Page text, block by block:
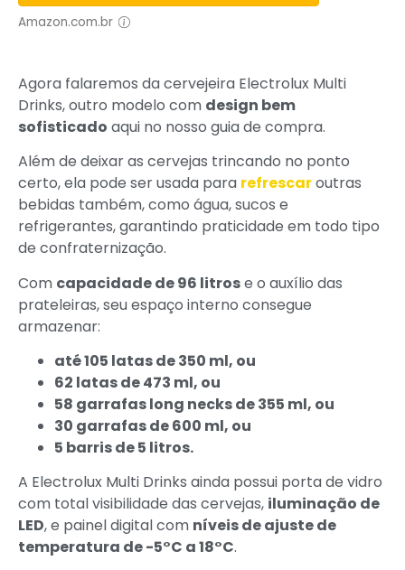
Amazon.com.br
Agora falaremos da cervejeira Electrolux Multi
Drinks, outro modelo com design bem
sofisticado aqui no nosso guia de compra.
Além de deixar as cervejas trincando no ponto
certo, ela pode ser usada para refrescaroutras
bebidas também, como água, sucos e
refrigerantes, garantindo praticidade em todo tipo
de confraternização.
Com capacidade de 96 litrose o auxílio das
prateleiras, seu espaço interno consegue
armazenar:
até 105 latas de 350 ml, ou
62 latas de 473 ml, ou
58 garrafas long necks de 355 ml, ou
30 garrafas de 600 ml, ou
5 barris de 5 litros.
A Electrolux Multi Drinks ainda possui porta de vidro
com total visibilidade das cervejas, iluminação de
LED, e painel digital com níveis de ajuste de
temperatura de -5°C a 18°C.